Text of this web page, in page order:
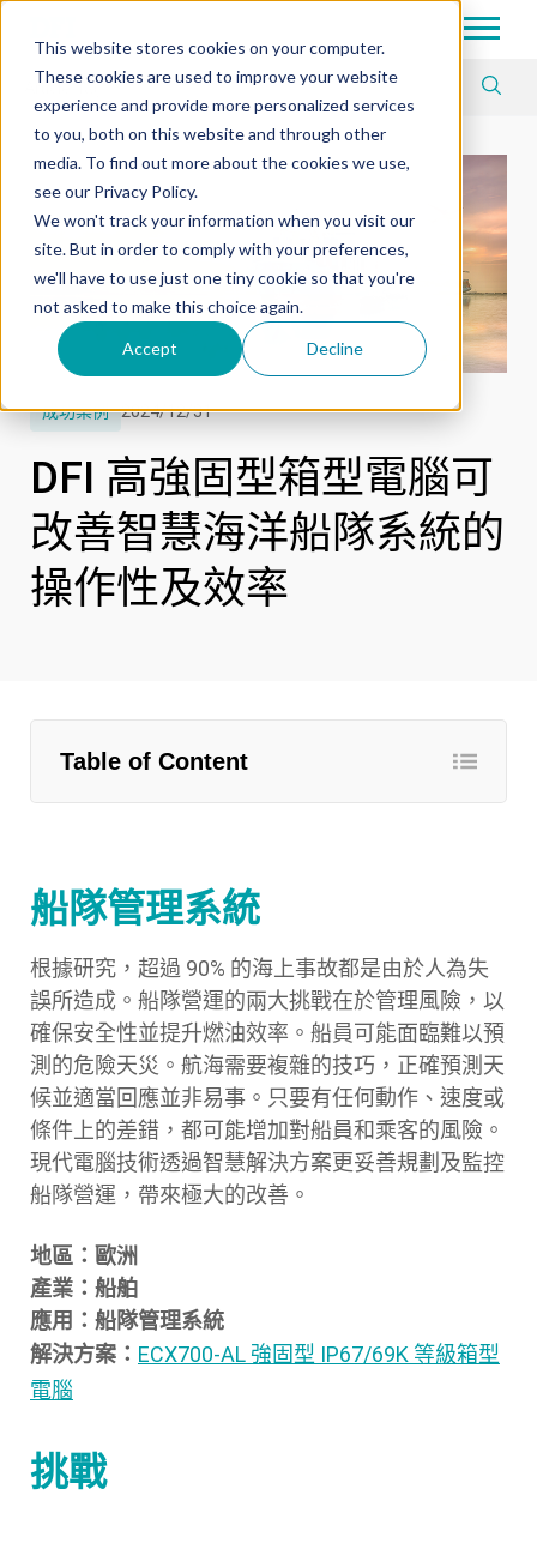
This website stores cookies on your computer.
These cookies are used to improve your website
experience and provide more personalized services
to you, both on this website and through other
media. To find out more about the cookies we use,
see our Privacy Policy.
We won't track your information when you visit our
site. But in order to comply with your preferences,
we'll have to use just one tiny cookie so that you're
not asked to make this choice again.
Accept Decline
Article Tag
成功案例 2024/12/31
DFI 高強固型箱型電腦可
改善智慧海洋船隊系統的
操作性及效率
Table of Content
船隊管理系統
根據研究，超過 90% 的海上事故都是由於人為失
誤所造成。船隊營運的兩大挑戰在於管理風險，以
確保安全性並提升燃油效率。船員可能面臨難以預
測的危險天災。航海需要複雜的技巧，正確預測天
候並適當回應並非易事。只要有任何動作、速度或
條件上的差錯，都可能增加對船員和乘客的風險。
現代電腦技術透過智慧解決方案更妥善規劃及監控
船隊營運，帶來極大的改善。
地區：歐洲
產業：船舶
應用：船隊管理系統
解決方案： ECX700-AL 強固型 IP67/69K 等級箱型
電腦
挑戰